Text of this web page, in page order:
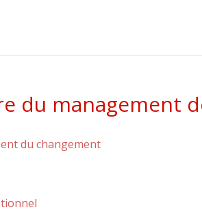
du management
du changement